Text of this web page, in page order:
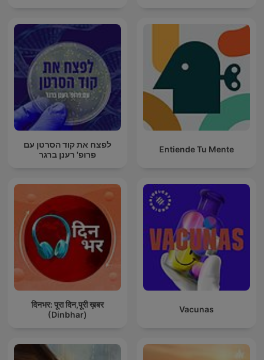
לפצח את קוד הסרטן עם
פרופ' רענן ברגר
Entiende Tu Mente
दिनभर: पूरा दिन,पूरी ख़बर
(Dinbhar)
Vacunas